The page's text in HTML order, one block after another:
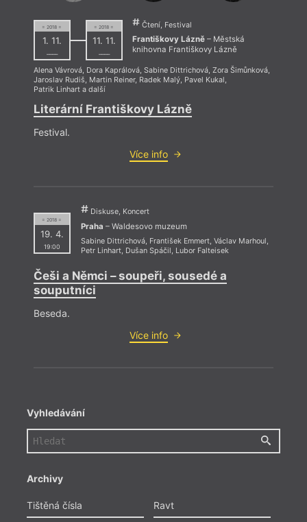
= 2018 =
1. 11.
––––
= 2018 =
11. 11.
––––
Čtení, Festival
Františkovy Lázně– Městská
knihovna Františkovy Lázně
Alena Vávrová, Dora Kaprálová, Sabine Dittrichová, Zora Šimůnková,
Jaroslav Rudiš
Martin Reiner, Radek Malý, Pavel Kukal
Patrik Linharta další
Literární Františkovy Lázně
Festival.
Více info
= 2018 =
19. 4.
19:00
Diskuse, Koncert
Praha – Waldesovo muzeum
Sabine Dittrichová, František Emmert, Václav Marhoul,
Petr Linhart, Dušan Spáčil, Lubor Falteisek
Češi a Němci – soupeři, sousedé a
souputníci
Beseda.
Více info
Vyhledávání
Archivy
Tištěná čísla
Ravt